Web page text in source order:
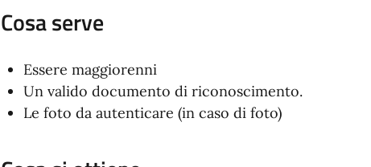
Cosa serve
Essere maggiorenni
Un valido documento di riconoscimento.
Le foto da autenticare (in caso di foto)